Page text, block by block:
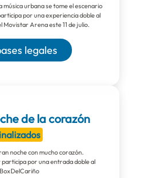
música urbana se tome el escenario
por una experiencia doble al
Movistar Arena este 11 de julio.
legales
de la corazón
noche con mucho corazón.
participa por una entrada doble al